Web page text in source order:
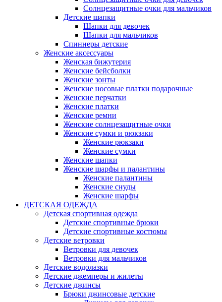
Солнцезащитные очки для мальчиков
Детские шапки
Шапки для девочек
Шапки для мальчиков
Спиннеры детские
Женские аксессуары
Женская бижутерия
Женские бейсболки
Женские зонты
Женские носовые платки подарочные
Женские перчатки
Женские платки
Женские ремни
Женские солнцезащитные очки
Женские сумки и рюкзаки
Женские рюкзаки
Женские сумки
Женские шапки
Женские шарфы и палантины
Женские палантины
Женские снуды
Женские шарфы
ДЕТСКАЯ ОДЕЖДА
Детская спортивная одежда
Детские спортивные брюки
Детские спортивные костюмы
Детские ветровки
Ветровки для девочек
Ветровки для мальчиков
Детские водолазки
Детские джемперы и жилеты
Детские джинсы
Брюки джинсовые детские